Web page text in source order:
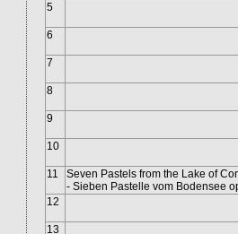
5
6
7
8
9
10
11
Seven Pastels from the Lake of
- Sieben Pastelle vom Bodensee
12
13